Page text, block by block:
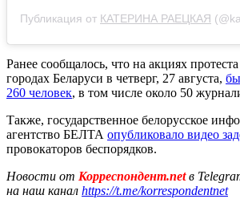
Публикация от КАТЕРИНА РАЕЦКАЯ
Ранее сообщалось, что на акциях
городах Беларуси в четверг, 27 августа,
260 человек, в том числе около 50
Также, государственное белорусское
агентство БЕЛТА опубликовало видео
провокаторов беспорядков.
Новости от Корреспондент.netв
на наш канал https://t.me/korrespondentnet